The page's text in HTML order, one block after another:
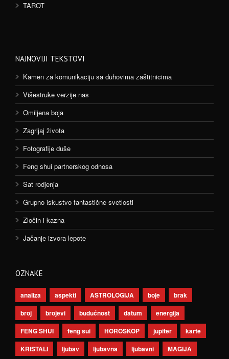
TAROT
NAJNOVIJI TEKSTOVI
Kamen za komunikaciju sa duhovima zaštitnicima
Višestruke verzije nas
Omiljena boja
Zagrljaj života
Fotografije duše
Feng shui partnerskog odnosa
Sat rodjenja
Grupno iskustvo fantastične svetlosti
Zločin i kazna
Jačanje izvora lepote
OZNAKE
analiza aspekti ASTROLOGIJA boje
brak
broj
brojevi budućnost datum
energija
FENG SHUI
feng šui HOROSKOP jupiter
karte
KRISTALI
ljubav ljubavna ljubavni MAGIJA